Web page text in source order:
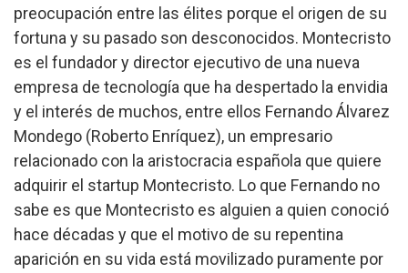
preocupación entre las élites porque el origen de su
fortuna y su pasado son desconocidos. Montecristo
es el fundador y director ejecutivo de una nueva
empresa de tecnología que ha despertado la envidia
y el interés de muchos, entre ellos Fernando Álvarez
Mondego (Roberto Enríquez), un empresario
relacionado con la aristocracia española que quiere
adquirir el startup Montecristo. Lo que Fernando no
sabe es que Montecristo es alguien a quien conoció
hace décadas y que el motivo de su repentina
aparición en su vida está movilizado puramente por